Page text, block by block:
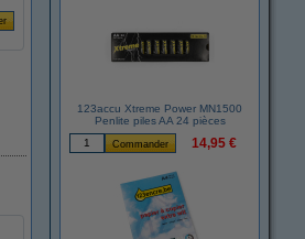
123accu Xtreme Power MN1500
Penlite piles AA 24 pièces
14,95 €